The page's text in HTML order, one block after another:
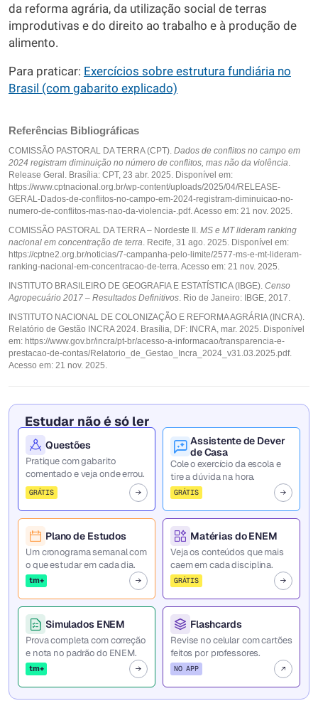
da reforma agrária, da utilização social de terras
improdutivas e do direito ao trabalho e à produção de
alimento.
Para praticar: Exercícios sobre estrutura fundiária no
Brasil (com gabarito explicado)
Referências Bibliográficas
COMISSÃO PASTORAL DA TERRA (CPT). Dados de conflitos no campo em
2024 registram diminuição no número de conflitos, mas não da violência.
Release Geral. Brasília: CPT, 23 abr. 2025. Disponível em:
https://www.cptnacional.org.br/wp-content/uploads/2025/04/RELEASE-
GERAL-Dados-de-conflitos-no-campo-em-2024-registram-diminuicao-no-
numero-de-conflitos-mas-nao-da-violencia-.pdf. Acesso em: 21 nov. 2025.
COMISSÃO PASTORAL DA TERRA – Nordeste II. MS e MT lideram ranking
nacional em concentração de terra. Recife, 31 ago. 2025. Disponível em:
https://cptne2.org.br/noticias/7-campanha-pelo-limite/2577-ms-e-mt-lideram-
ranking-nacional-em-concentracao-de-terra. Acesso em: 21 nov. 2025.
INSTITUTO BRASILEIRO DE GEOGRAFIA E ESTATÍSTICA (IBGE). Censo
Agropecuário 2017 – Resultados Definitivos. Rio de Janeiro: IBGE, 2017.
INSTITUTO NACIONAL DE COLONIZAÇÃO E REFORMA AGRÁRIA (INCRA).
Relatório de Gestão INCRA 2024. Brasília, DF: INCRA, mar. 2025. Disponível
em: https://www.gov.br/incra/pt-br/acesso-a-informacao/transparencia-e-
prestacao-de-contas/Relatorio_de_Gestao_Incra_2024_v31.03.2025.pdf.
Acesso em: 21 nov. 2025.
Estudar não é só ler
Questões
Pratique com gabarito
comentado e veja onde errou.
GRÁTIS
Assistente de Dever
de Casa
Cole o exercício da escola e
tire a dúvida na hora.
GRÁTIS
Plano de Estudos
Um cronograma semanal com
o que estudar em cada dia.
tm+
Matérias do ENEM
Veja os conteúdos que mais
caem em cada disciplina.
GRÁTIS
Simulados ENEM
Prova completa com correção
e nota no padrão do ENEM.
tm+
Flashcards
Revise no celular com cartões
feitos por professores.
NO APP